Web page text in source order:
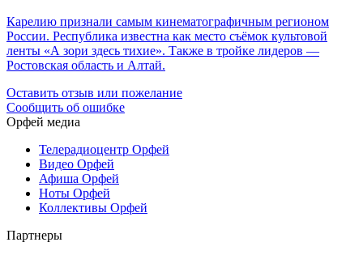
Карелию признали самым кинематографичным регионом
России. Республика известна как место съёмок культовой
ленты «А зори здесь тихие». Также в тройке лидеров —
Ростовская область и Алтай.
Оставить отзыв или пожелание
Сообщить об ошибке
Орфей медиа
Телерадиоцентр Орфей
Видео Орфей
Афиша Орфей
Ноты Орфей
Коллективы Орфей
Партнеры